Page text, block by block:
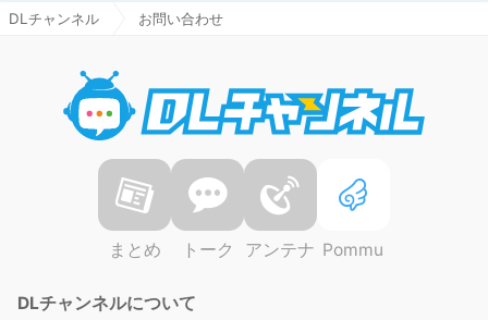
DLチャンネル お問い合わせ
まとめ トーク アンテナ Pommu
DLチャンネルについて